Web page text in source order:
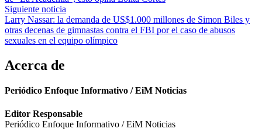
entradas
Siguiente noticia
Larry Nassar: la demanda de US$1.000 millones de Simon Biles y
otras decenas de gimnastas contra el FBI por el caso de abusos
sexuales en el equipo olímpico
Acerca de
Periódico Enfoque Informativo / EiM Noticias
Editor Responsable
Periódico Enfoque Informativo / EiM Noticias